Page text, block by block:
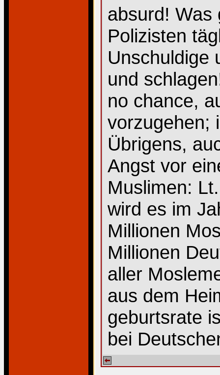
absurd! Was
Polizisten
Unschuldige
und
no chance,
vorzugehen;
Übrigens,
Angst vor
Muslimen:
wird es im
Millionen
Millionen
aller
aus dem
geburtsrate
bei